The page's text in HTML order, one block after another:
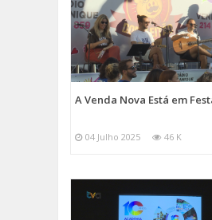
A Venda Nova Está em
04 Julho 2025 46 K